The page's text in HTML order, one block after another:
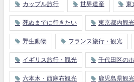
カップル旅行 世界遺産 東
死ぬまでに行きたい 東京都内観光
野生動物 フランス旅行・観光
イギリス旅行・観光 千代田区の
六本木・西麻布観光 鹿児島県観光